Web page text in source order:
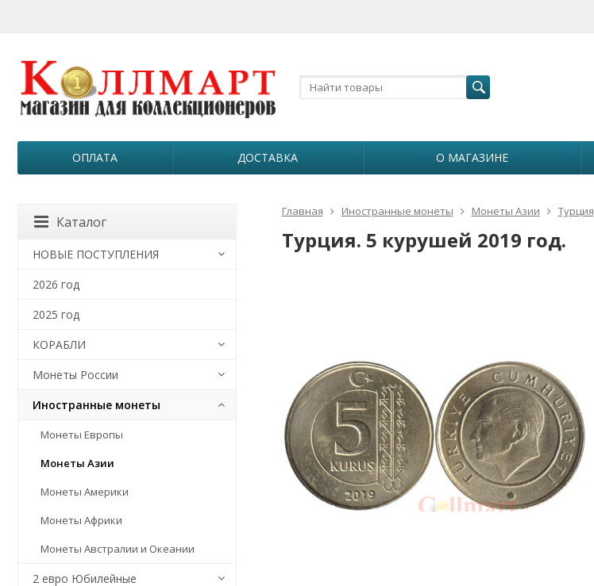
ОПЛАТА ДОСТАВКА О МАГАЗИНЕ
Главная Иностранные монеты Монеты Азии Турция
Турция. 5 курушей 2019 год.
Каталог
НОВЫЕ ПОСТУПЛЕНИЯ
2026 год
2025 год
КОРАБЛИ
Монеты России
Иностранные монеты
Монеты Европы
Монеты Азии
Монеты Америки
Монеты Африки
Монеты Австралии и Океании
2 евро Юбилейные